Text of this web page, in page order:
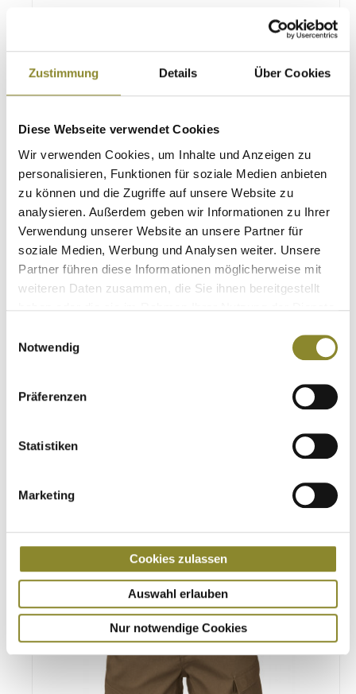
Zustimmung Details Über Cookies
Diese Webseite verwendet Cookies
Wir verwenden Cookies, um Inhalte und Anzeigen zu
personalisieren, Funktionen für soziale Medien anbieten
zu können und die Zugriffe auf unsere Website zu
analysieren. Außerdem geben wir Informationen zu Ihrer
Verwendung unserer Website an unsere Partner für
soziale Medien, Werbung und Analysen weiter. Unsere
Partner führen diese Informationen möglicherweise mit
weiteren Daten zusammen, die Sie ihnen bereitgestellt
Notwendig
Präferenzen
Statistiken
Marketing
Cookies zulassen
Auswahl erlauben
Nur notwendige Cookies
Jagdshorts
€ 69,95
-33 %